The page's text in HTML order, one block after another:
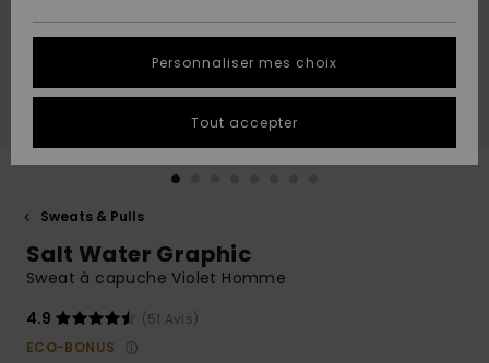
A
Découvrir
A
Découvrir
tailles
conversation
plus rapide
à votre
Démarrer
QUIKSILVER
Sweats & Pulls
Salt Water Graphic
Sweat à capuche Violet Homme
4.9
(51 Avis)
ECO-BONUS
Personnaliser mes choix
Tout accepter